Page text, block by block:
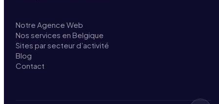
Notre Agence Web
Nos services en Belgique
Sites par secteur d’activité
Blog
Contact